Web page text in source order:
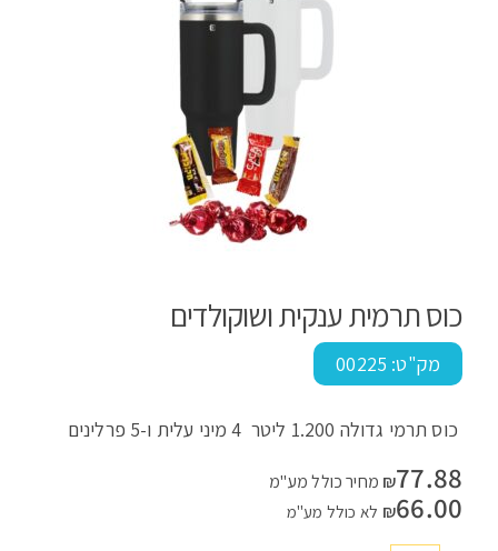
כוס תרמית ענקית ושוקולדים
מק"ט: 00225
כוס תרמי גדולה 1.200 ליטר 4 מיני עלית ו-5 פרלינים
₪77.88
מחיר כולל מע"מ
₪66.00 לא כולל מע"מ